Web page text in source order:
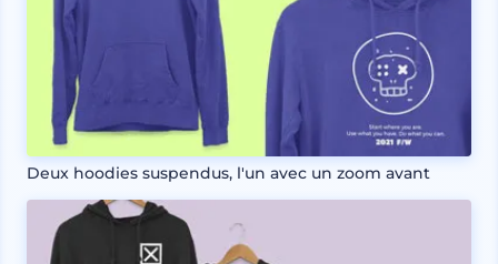
Deux hoodies suspendus, l'un avec un zoom avant